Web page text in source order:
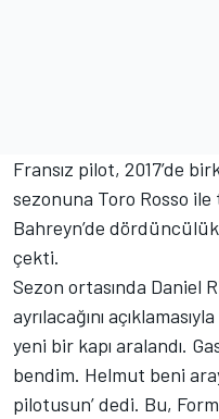
Fransız pilot, 2017’de
sezonuna Toro Rosso ile
Bahreyn’de
çekti.
Sezon ortasında Daniel
ayrılacağını
yeni bir kapı aralandı.
bendim. Helmut beni
pilotusun’ dedi. Bu,